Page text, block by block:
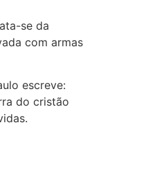
se da
com armas
escreve:
do cristão